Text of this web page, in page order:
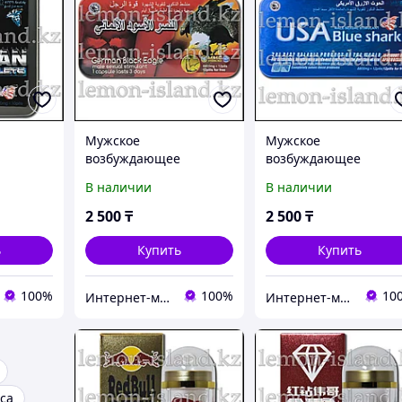
100%
Мужское
возбуждающее
чёрный орёл (German
Black Eagle)
В наличии
2 500₸
Купить
Интернет-магазин "Лимонный островок" 100%
Мужское
возбуждающее
голубая акула (USA
Shark)
В наличии
2 500₸
Купить
Интернет-магазин "Лимонный островок"